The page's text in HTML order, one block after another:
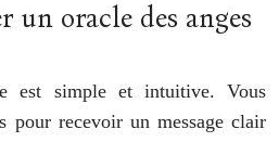
un oracle des anges
est simple et intuitive. Vous
pour recevoir un message clair